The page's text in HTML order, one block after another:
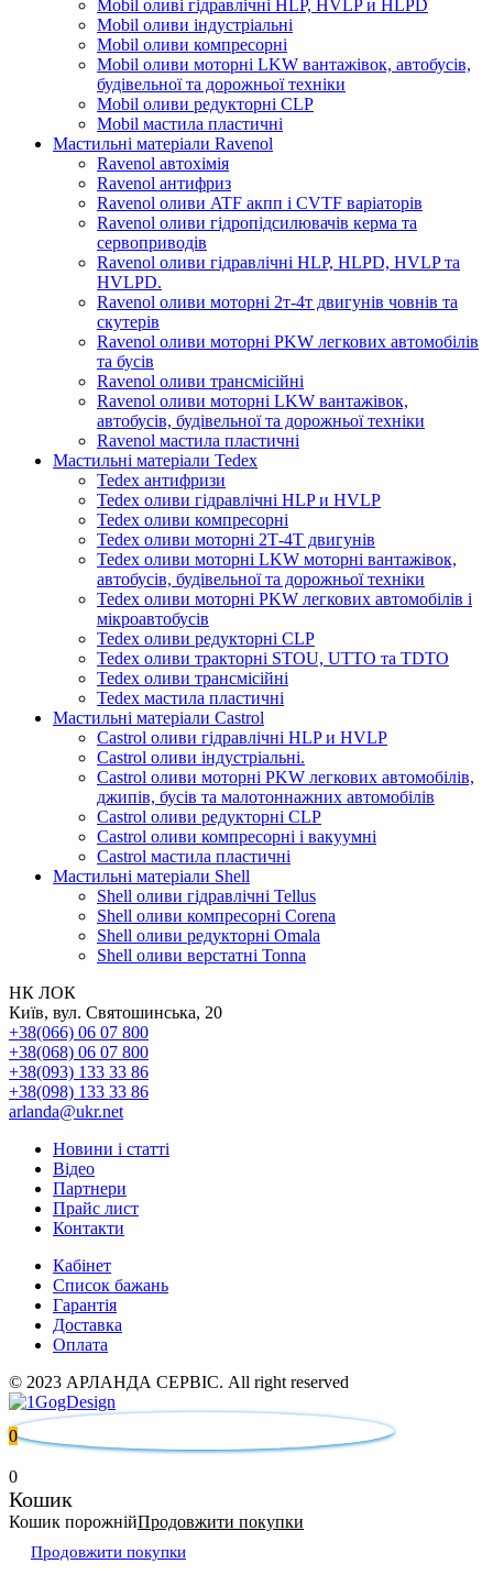
Mobil оливі гідравлічні HLP, HVLP и HLPD
Mobil оливи індустріальні
Mobil оливи компресорні
Mobil оливи моторні LKW вантажівок, автобусів,
будівельної та дорожньої техніки
Mobil оливи редукторні CLP
Mobil мастила пластичні
Мастильні матеріали Ravenol
Ravenol автохімія
Ravenol антифриз
Ravenol оливи ATF акпп і CVTF варіаторів
Ravenol оливи гідропідсилювачів керма та
сервоприводів
Ravenol оливи гідравлічні HLP, HLPD, HVLP та
HVLPD.
Ravenol оливи моторні 2т-4т двигунів човнів та
скутерів
Ravenol оливи моторні PKW легкових автомобілів
та бусів
Ravenol оливи трансмісійні
Ravenol оливи моторні LKW вантажівок,
автобусів, будівельної та дорожньої техніки
Ravenol мастила пластичні
Мастильні матеріали Tedex
Tedex антифризи
Tedex оливи гідравлічні HLP и HVLP
Tedex оливи компресорні
Tedex оливи моторні 2Т-4Т двигунів
Tedex оливи моторні LKW моторні вантажівок,
автобусів, будівельної та дорожньої техніки
Tedex оливи моторні PKW легкових автомобілів і
мікроавтобусів
Tedex оливи редукторні CLP
Tedex оливи тракторні STOU, UTTO та TDTO
Tedex оливи трансмісійні
Tedex мастила пластичні
Мастильні матеріали Castrol
Castrol оливи гідравлічні HLP и HVLP
Castrol оливи індустріальні.
Castrol оливи моторні PKW легкових автомобілів,
джипів, бусів та малотоннажних автомобілів
Castrol оливи редукторні CLP
Castrol оливи компресорні і вакуумні
Castrol мастила пластичні
Мастильні матеріали Shell
Shell оливи гідравлічні Tellus
Shell оливи компресорні Corena
Shell оливи редукторні Omala
Shell оливи верстатні Tonna
НК ЛОК
Київ, вул. Святошинська, 20
+38(066) 06 07 800
+38(068) 06 07 800
+38(093) 133 33 86
+38(098) 133 33 86
arlanda@ukr.net
Новини і статті
Відео
Партнери
Прайс лист
Контакти
Кабінет
Список бажань
Гарантія
Доставка
Оплата
© 2023 АРЛАНДА СЕРВІС. All right reserved
0
0
Кошик
Кошик порожнійПродовжити покупки
Продовжити покупки